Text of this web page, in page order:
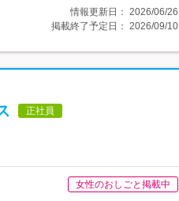
情報更新日： 2026/06/26
掲載終了予定日： 2026/09/10
正社員
女性のおしごと掲載中